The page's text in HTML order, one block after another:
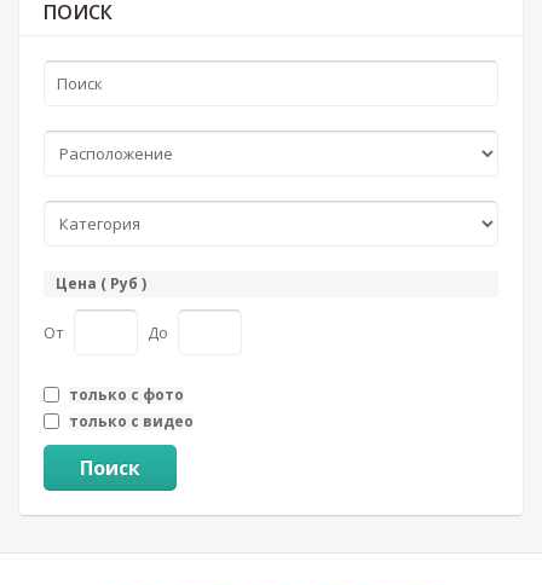
ПОИСК
Цена ( Руб )
От До
только с фото
только с видео
Поиск